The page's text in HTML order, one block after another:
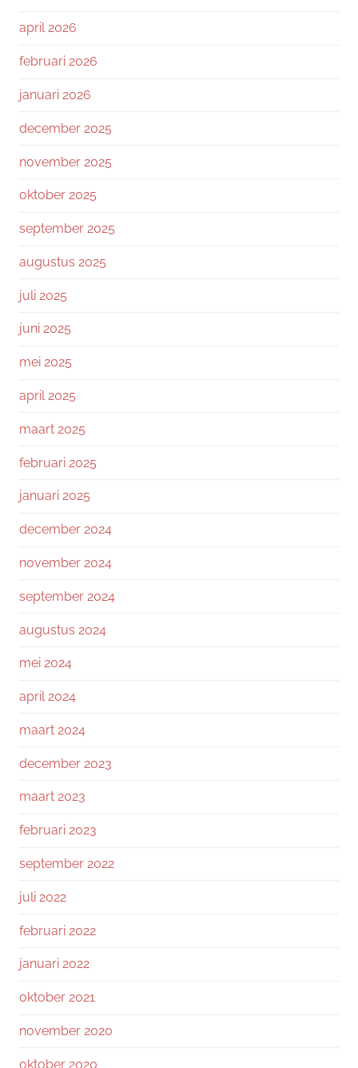
april 2026
februari 2026
januari 2026
december 2025
november 2025
oktober 2025
september 2025
augustus 2025
juli 2025
juni 2025
mei 2025
april 2025
maart 2025
februari 2025
januari 2025
december 2024
november 2024
september 2024
augustus 2024
mei 2024
april 2024
maart 2024
december 2023
maart 2023
februari 2023
september 2022
juli 2022
februari 2022
januari 2022
oktober 2021
november 2020
oktober 2020